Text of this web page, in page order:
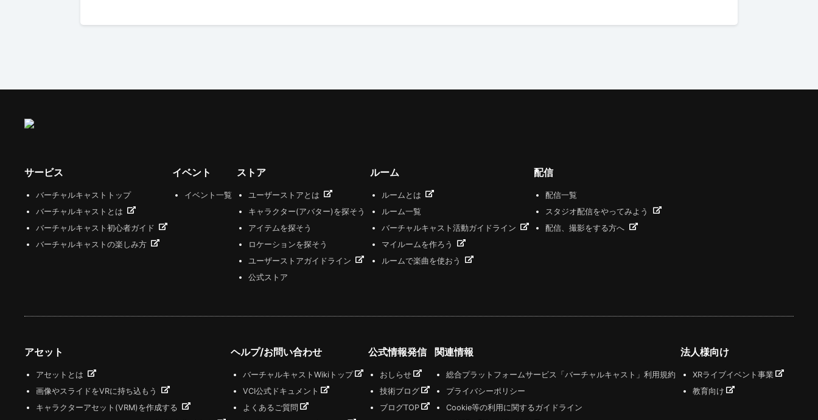
サービス
バーチャルキャストトップ
バーチャルキャストとは
バーチャルキャスト初心者ガイド
バーチャルキャストの楽しみ方
イベント
イベント一覧
ストア
ユーザーストアとは
キャラクター(アバター)を探そう
アイテムを探そう
ロケーションを探そう
ユーザーストアガイドライン
公式ストア
ルーム
ルームとは
ルーム一覧
バーチャルキャスト活動ガイドライン
マイルームを作ろう
ルームで楽曲を使おう
配信
配信一覧
スタジオ配信をやってみよう
配信、撮影をする方へ
アセット
アセットとは
画像やスライドをVRに持ち込もう
キャラクターアセット(VRM)を作成する
ヘルプ/お問い合わせ
バーチャルキャストWikiトップ
VCI公式ドキュメント
よくあるご質問
公式情報発信
おしらせ
技術ブログ
ブログTOP
関連情報
総合プラットフォームサービス「バーチャルキャスト」利用規約
プライバシーポリシー
Cookie等の利用に関するガイドライン
法人様向け
XRライブイベント事業
教育向け